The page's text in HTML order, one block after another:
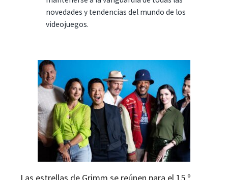
novedades y tendencias del mundo de los
videojuegos.
Las estrellas de Grimm se reúnen para el 15.º